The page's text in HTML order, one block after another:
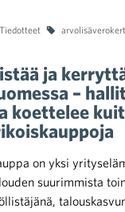
Tiedotteet
ja
–
koettelee
on yksi
suurimmista